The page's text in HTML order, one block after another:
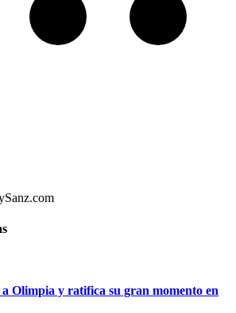
a Olimpia y ratifica su gran momento en